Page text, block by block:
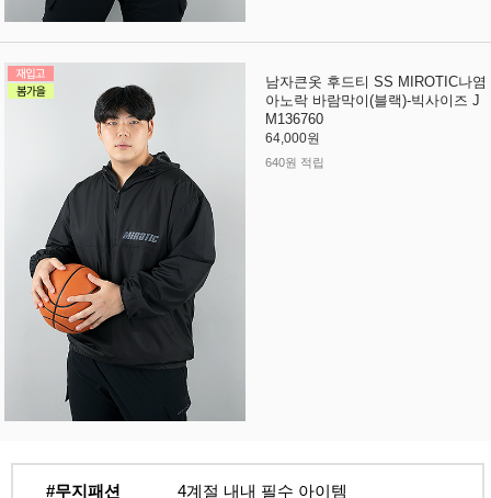
남자큰옷 후드티 SS MIROTIC나염
아노락 바람막이(블랙)-빅사이즈 J
M136760
64,000원
640원 적립
#무지패션 4계절 내내 필수 아이템